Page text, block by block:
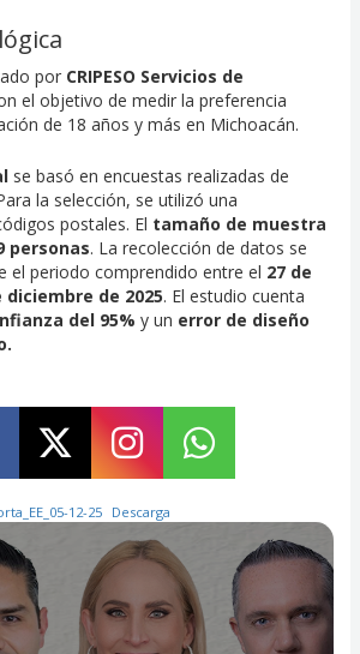
por CRIPESO Servicios de
el objetivo de medir la preferencia
de 18 años y más en Michoacán.
se basó en encuestas realizadas de
la selección, se utilizó una
postales. El tamaño de muestra
personas. La recolección de datos se
el periodo comprendido entre el 27 de
de 2025. El estudio cuenta
del 95% y un error de diseño
12-25 Descarga